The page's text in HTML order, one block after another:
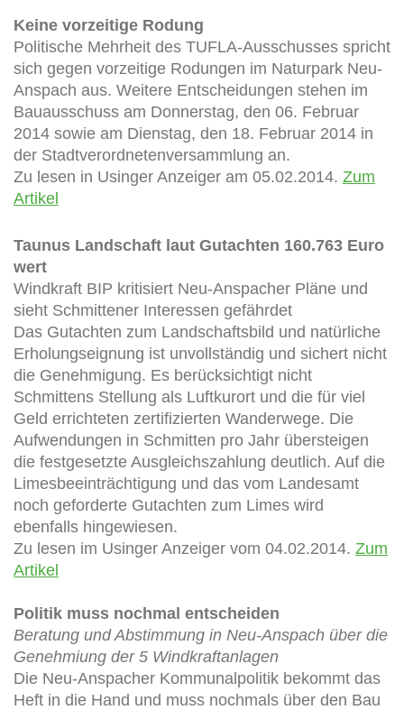
Keine vorzeitige Rodung
Politische Mehrheit des TUFLA-Ausschusses spricht
sich gegen vorzeitige Rodungen im Naturpark Neu-
Anspach aus. Weitere Entscheidungen stehen im
Bauausschuss am Donnerstag, den 06. Februar
2014 sowie am Dienstag, den 18. Februar 2014 in
der Stadtverordnetenversammlung an.
Zu lesen in Usinger Anzeiger am 05.02.2014. Zum
Artikel
Taunus Landschaft laut Gutachten 160.763 Euro
wert
Windkraft BIP kritisiert Neu-Anspacher Pläne und
sieht Schmittener Interessen gefährdet
Das Gutachten zum Landschaftsbild und natürliche
Erholungseignung ist unvollständig und sichert nicht
die Genehmigung. Es berücksichtigt nicht
Schmittens Stellung als Luftkurort und die für viel
Geld errichteten zertifizierten Wanderwege. Die
Aufwendungen in Schmitten pro Jahr übersteigen
die festgesetzte Ausgleichszahlung deutlich. Auf die
Limesbeeinträchtigung und das vom Landesamt
noch geforderte Gutachten zum Limes wird
ebenfalls hingewiesen.
Zu lesen im Usinger Anzeiger vom 04.02.2014. Zum
Artikel
Politik muss nochmal entscheiden
Beratung und Abstimmung in Neu-Anspach über die
Genehmiung der 5 Windkraftanlagen
Die Neu-Anspacher Kommunalpolitik bekommt das
Heft in die Hand und muss nochmals über den Bau